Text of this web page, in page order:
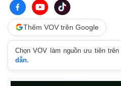
Thêm VOV trên Google
Chọn VOV làm nguồn ưu tiên
dẫn.